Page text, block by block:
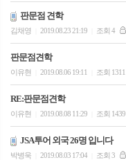
판문점 견학
김채영 2019.08.23 21:19 조회 4
판문점견학
이유현 2019.08.06 19:11 조회 1311
RE:판문점견학
이유현 2019.08.08 11:29 조회 1439
JSA투어 외국 26명 입니다
박병욱 2019.08.03 17:04 조회 3